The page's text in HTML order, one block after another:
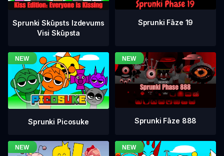
Sprunki Skūpsts Izdevums
Visi Skūpsta
Sprunki Fāze 19
Sprunki Picosuke Sprunki Fāze 888